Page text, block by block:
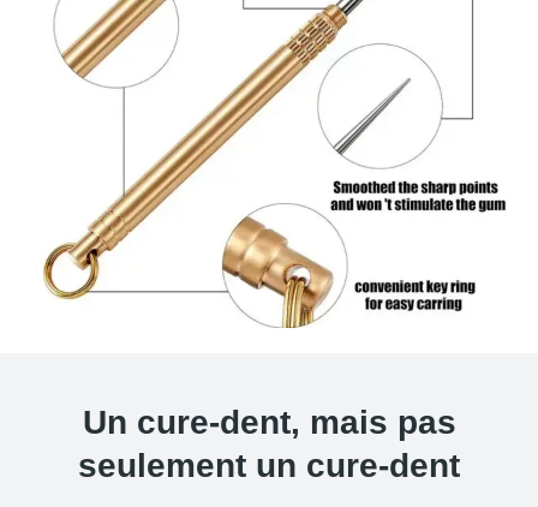
Un cure-dent, mais pas
seulement un cure-dent